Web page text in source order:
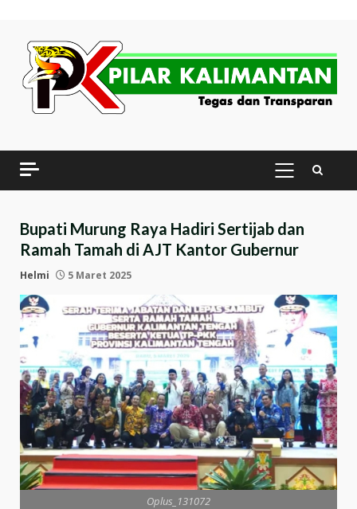
content
PRIMARY
MENU
Bupati Murung Raya Hadiri Sertijab dan
Ramah Tamah di AJT Kantor Gubernur
Helmi 5 Maret 2025
Oplus_131072